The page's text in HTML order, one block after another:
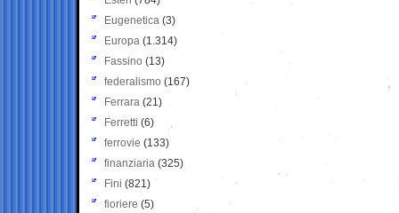
Eugenetica (3)
Europa (1.314)
Fassino (13)
federalismo (167)
Ferrara (21)
Ferretti (6)
ferrovie (133)
finanziaria (325)
Fini (821)
fioriere (5)